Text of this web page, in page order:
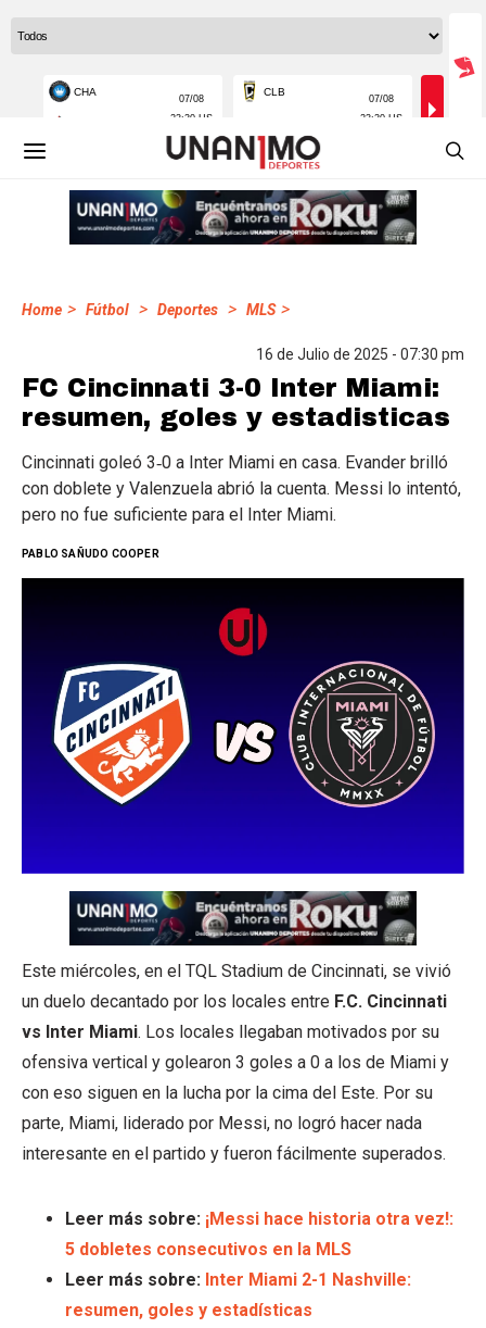
Home > Fútbol > Deportes > MLS >
16 de Julio de 2025 - 07:30 pm
FC Cincinnati 3-0 Inter Miami:
resumen, goles y estadisticas
Cincinnati goleó 3‑0 a Inter Miami en casa. Evander brilló
con doblete y Valenzuela abrió la cuenta. Messi lo intentó,
pero no fue suficiente para el Inter Miami.
PABLO SAÑUDO COOPER
Este miércoles, en el TQL Stadium de Cincinnati, se vivió
un duelo decantado por los locales entre F.C. Cincinnati
vs Inter Miami. Los locales llegaban motivados por su
ofensiva vertical y golearon 3 goles a 0 a los de Miami y
con eso siguen en la lucha por la cima del Este. Por su
parte, Miami, liderado por Messi, no logró hacer nada
interesante en el partido y fueron fácilmente superados.
Leer más sobre: ¡Messi hace historia otra vez!:
5 dobletes consecutivos en la MLS
Leer más sobre: Inter Miami 2-1 Nashville:
resumen, goles y estadísticas